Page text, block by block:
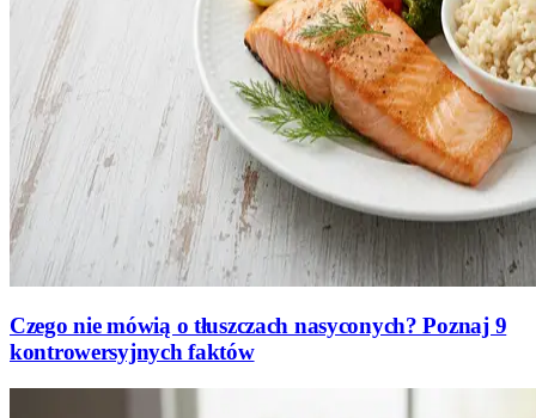
Czego nie mówią o tłuszczach nasyconych? Poznaj 9
kontrowersyjnych faktów